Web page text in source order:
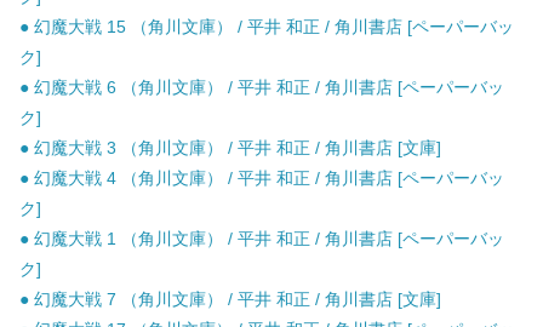
● 幻魔大戦 15 （角川文庫） / 平井 和正 / 角川書店 [ペーパーバッ
ク]
● 幻魔大戦 6 （角川文庫） / 平井 和正 / 角川書店 [ペーパーバッ
ク]
● 幻魔大戦 3 （角川文庫） / 平井 和正 / 角川書店 [文庫]
● 幻魔大戦 4 （角川文庫） / 平井 和正 / 角川書店 [ペーパーバッ
ク]
● 幻魔大戦 1 （角川文庫） / 平井 和正 / 角川書店 [ペーパーバッ
ク]
● 幻魔大戦 7 （角川文庫） / 平井 和正 / 角川書店 [文庫]